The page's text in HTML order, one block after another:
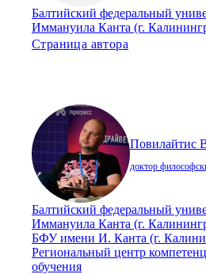
Балтийский федеральный
Иммануила Канта (г.
Страница автора
Повилайтис
доктор
Балтийский федеральный
Иммануила Канта (г.
БФУ имени И. Канта (г.
Региональный центр
обучения